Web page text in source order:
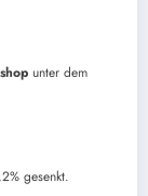
unter dem
gesenkt.